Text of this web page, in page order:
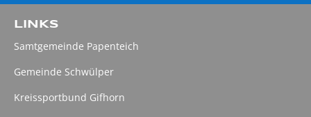
LINKS
Samtgemeinde Papenteich
Gemeinde Schwülper
Kreissportbund Gifhorn